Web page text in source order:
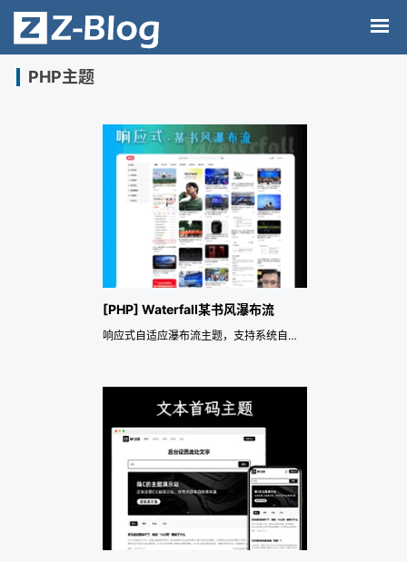
PHP主题
[PHP] Waterfall某书风瀑布流
响应式自适应瀑布流主题，支持系统自带缩略图功能，比传统瀑布流加载更快，滚动加载无限加载相册图库展示类似小红书风格|网址大全导航站——《益吾库》尔今作品